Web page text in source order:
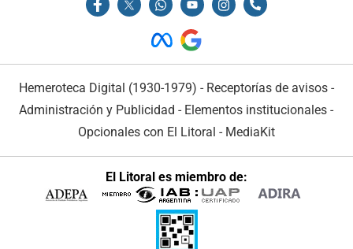
Hemeroteca Digital (1930-1979) - Receptorías de avisos -
Administración y Publicidad - Elementos institucionales -
Opcionales con El Litoral - MediaKit
El Litoral es miembro de: